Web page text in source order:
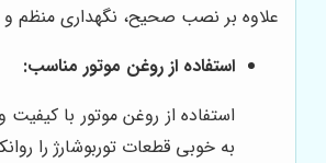
علاوه بر نصب صحیح، نگهداری منظم و
استفاده از روغن موتور مناسب:
استفاده از روغن موتور با
به خوبی قطعات توربوشارژ را